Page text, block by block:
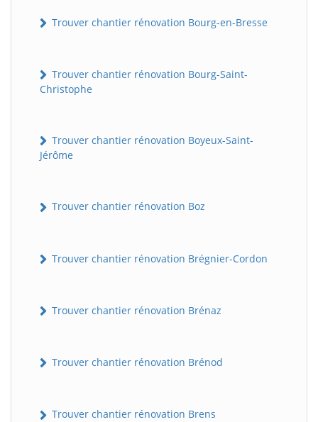
Trouver chantier rénovation Bourg-en-Bresse
Trouver chantier rénovation Bourg-Saint-
Christophe
Trouver chantier rénovation Boyeux-Saint-
Jérôme
Trouver chantier rénovation Boz
Trouver chantier rénovation Brégnier-Cordon
Trouver chantier rénovation Brénaz
Trouver chantier rénovation Brénod
Trouver chantier rénovation Brens